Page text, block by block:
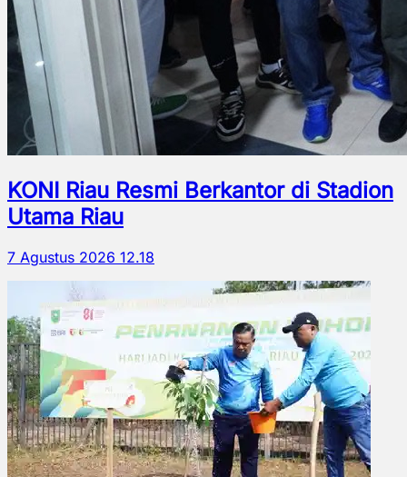
KONI Riau Resmi Berkantor di Stadion
Utama Riau
7 Agustus 2026 12.18